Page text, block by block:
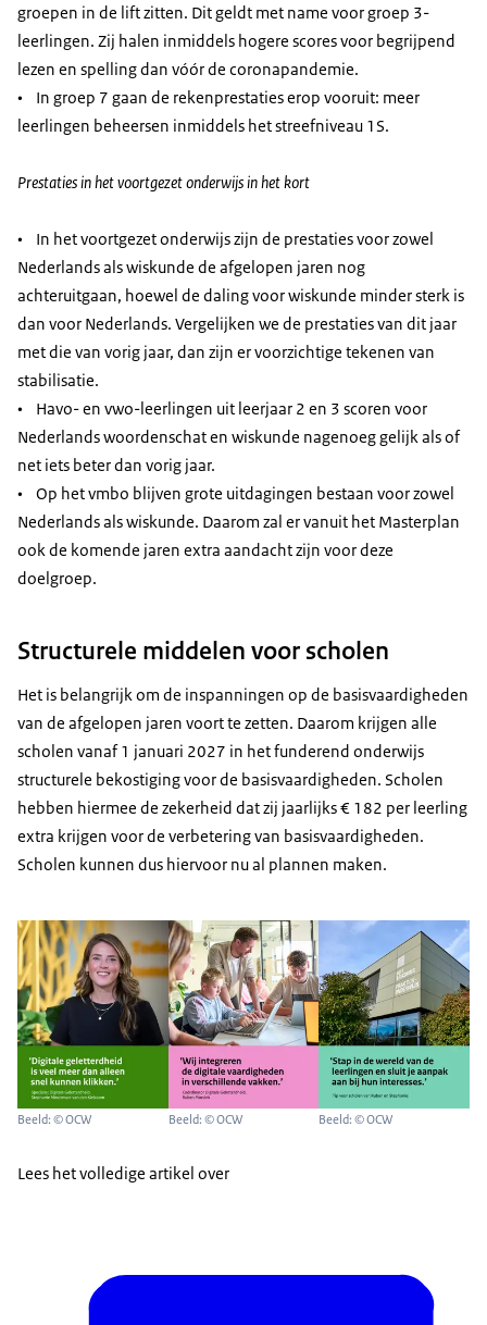
groepen in de lift zitten. Dit geldt met name voor groep 3-
leerlingen. Zij halen inmiddels hogere scores voor begrijpend
lezen en spelling dan vóór de coronapandemie.
• In groep 7 gaan de rekenprestaties erop vooruit: meer
leerlingen beheersen inmiddels het streefniveau 1S.
Prestaties in het voortgezet onderwijs in het kort
• In het voortgezet onderwijs zijn de prestaties voor zowel
Nederlands als wiskunde de afgelopen jaren nog
achteruitgaan, hoewel de daling voor wiskunde minder sterk is
dan voor Nederlands. Vergelijken we de prestaties van dit jaar
met die van vorig jaar, dan zijn er voorzichtige tekenen van
stabilisatie.
• Havo- en vwo-leerlingen uit leerjaar 2 en 3 scoren voor
Nederlands woordenschat en wiskunde nagenoeg gelijk als of
net iets beter dan vorig jaar.
• Op het vmbo blijven grote uitdagingen bestaan voor zowel
Nederlands als wiskunde. Daarom zal er vanuit het Masterplan
ook de komende jaren extra aandacht zijn voor deze
doelgroep.
Structurele middelen voor scholen
Het is belangrijk om de inspanningen op de basisvaardigheden
van de afgelopen jaren voort te zetten. Daarom krijgen alle
scholen vanaf 1 januari 2027 in het funderend onderwijs
structurele bekostiging voor de basisvaardigheden. Scholen
hebben hiermee de zekerheid dat zij jaarlijks € 182 per leerling
extra krijgen voor de verbetering van basisvaardigheden.
Scholen kunnen dus hiervoor nu al plannen maken.
Beeld: © OCW Beeld: © OCW Beeld: © OCW
Lees het volledige artikel over